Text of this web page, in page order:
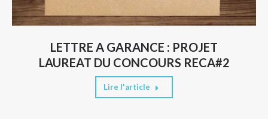
LETTRE A GARANCE : PROJET
LAUREAT DU CONCOURS RECA#2
Lire l'article